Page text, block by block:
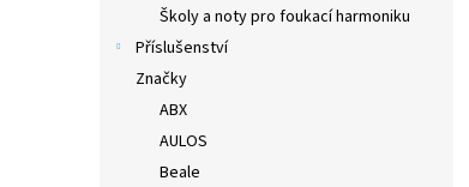
Školy a noty pro foukací harmoniku
Příslušenství
Značky
ABX
AULOS
Beale